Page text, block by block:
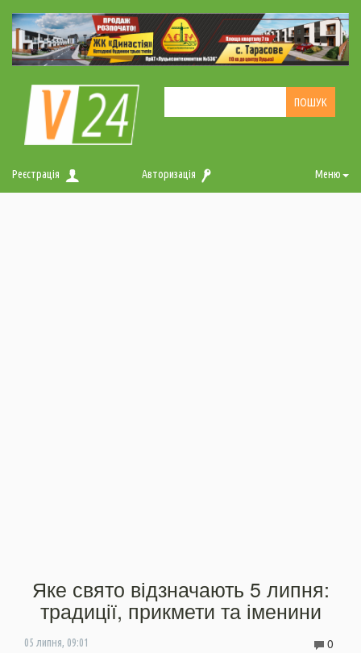
Реєстрація Авторизація Меню
Яке свято відзначають 5 липня:
традиції, прикмети та іменини
05 липня, 09:01 0